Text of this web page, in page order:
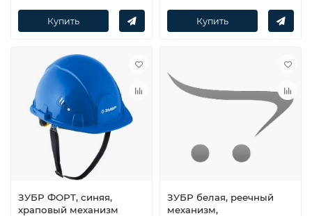
Купить Купить
ЗУБР ФОРТ, синяя,
храповый механизм
ЗУБР белая, реечный
механизм,